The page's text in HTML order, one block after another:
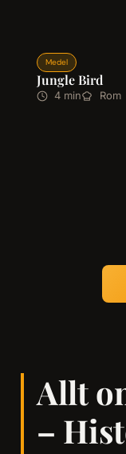
Medel
Jungle Bird
4 min Rom
Allt
–